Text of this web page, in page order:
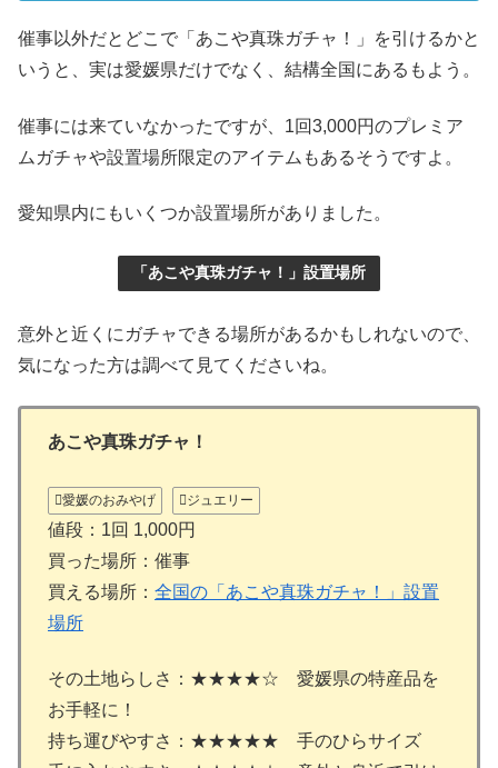
催事以外だとどこで「あこや真珠ガチャ！」を引けるかと
いうと、実は愛媛県だけでなく、結構全国にあるもよう。
催事には来ていなかったですが、1回3,000円のプレミア
ムガチャや設置場所限定のアイテムもあるそうですよ。
愛知県内にもいくつか設置場所がありました。
「あこや真珠ガチャ！」設置場所
意外と近くにガチャできる場所があるかもしれないので、
気になった方は調べて見てくださいね。
あこや真珠ガチャ！
愛媛のおみやげ ジュエリー
値段：1回 1,000円
買った場所：催事
買える場所： 全国の「あこや真珠ガチャ！」設置
場所
その土地らしさ：★★★★☆ 愛媛県の特産品を
お手軽に！
持ち運びやすさ：★★★★★ 手のひらサイズ